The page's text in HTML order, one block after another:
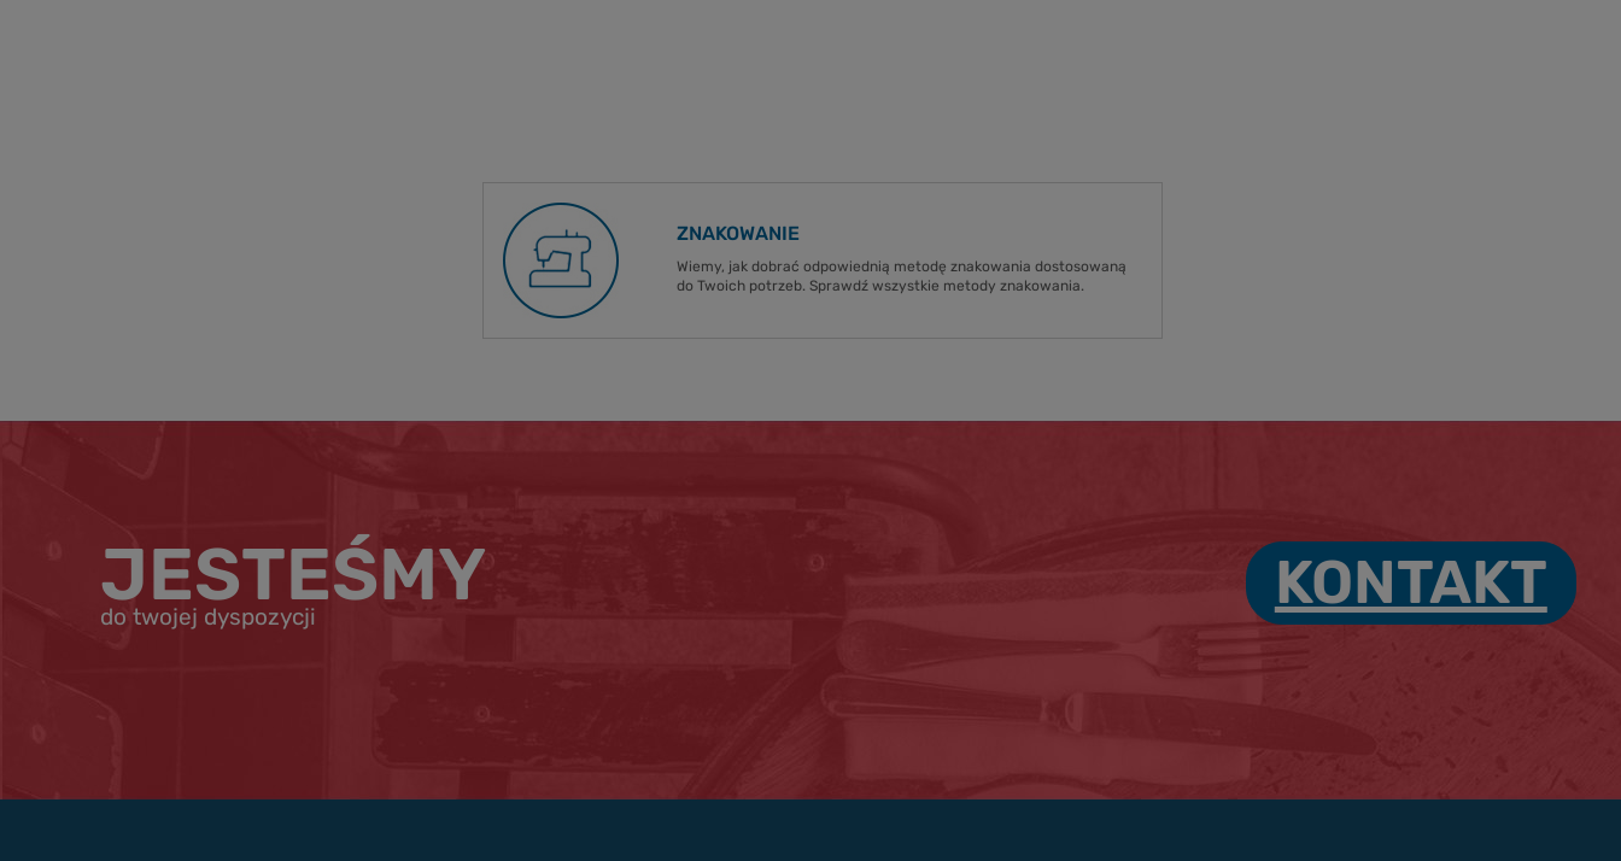
ZNAKOWANIE
Wiemy, jak dobrać odpowiednią metodę znakowania dostosowaną
do Twoich potrzeb. Sprawdź wszystkie metody znakowania.
JESTEŚMY
do twojej dyspozycji KONTAKT